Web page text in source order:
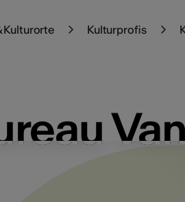
Kulturorte Kulturprofis